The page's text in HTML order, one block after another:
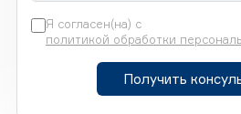
Я согласен(на) с
политикой обработки
Получить